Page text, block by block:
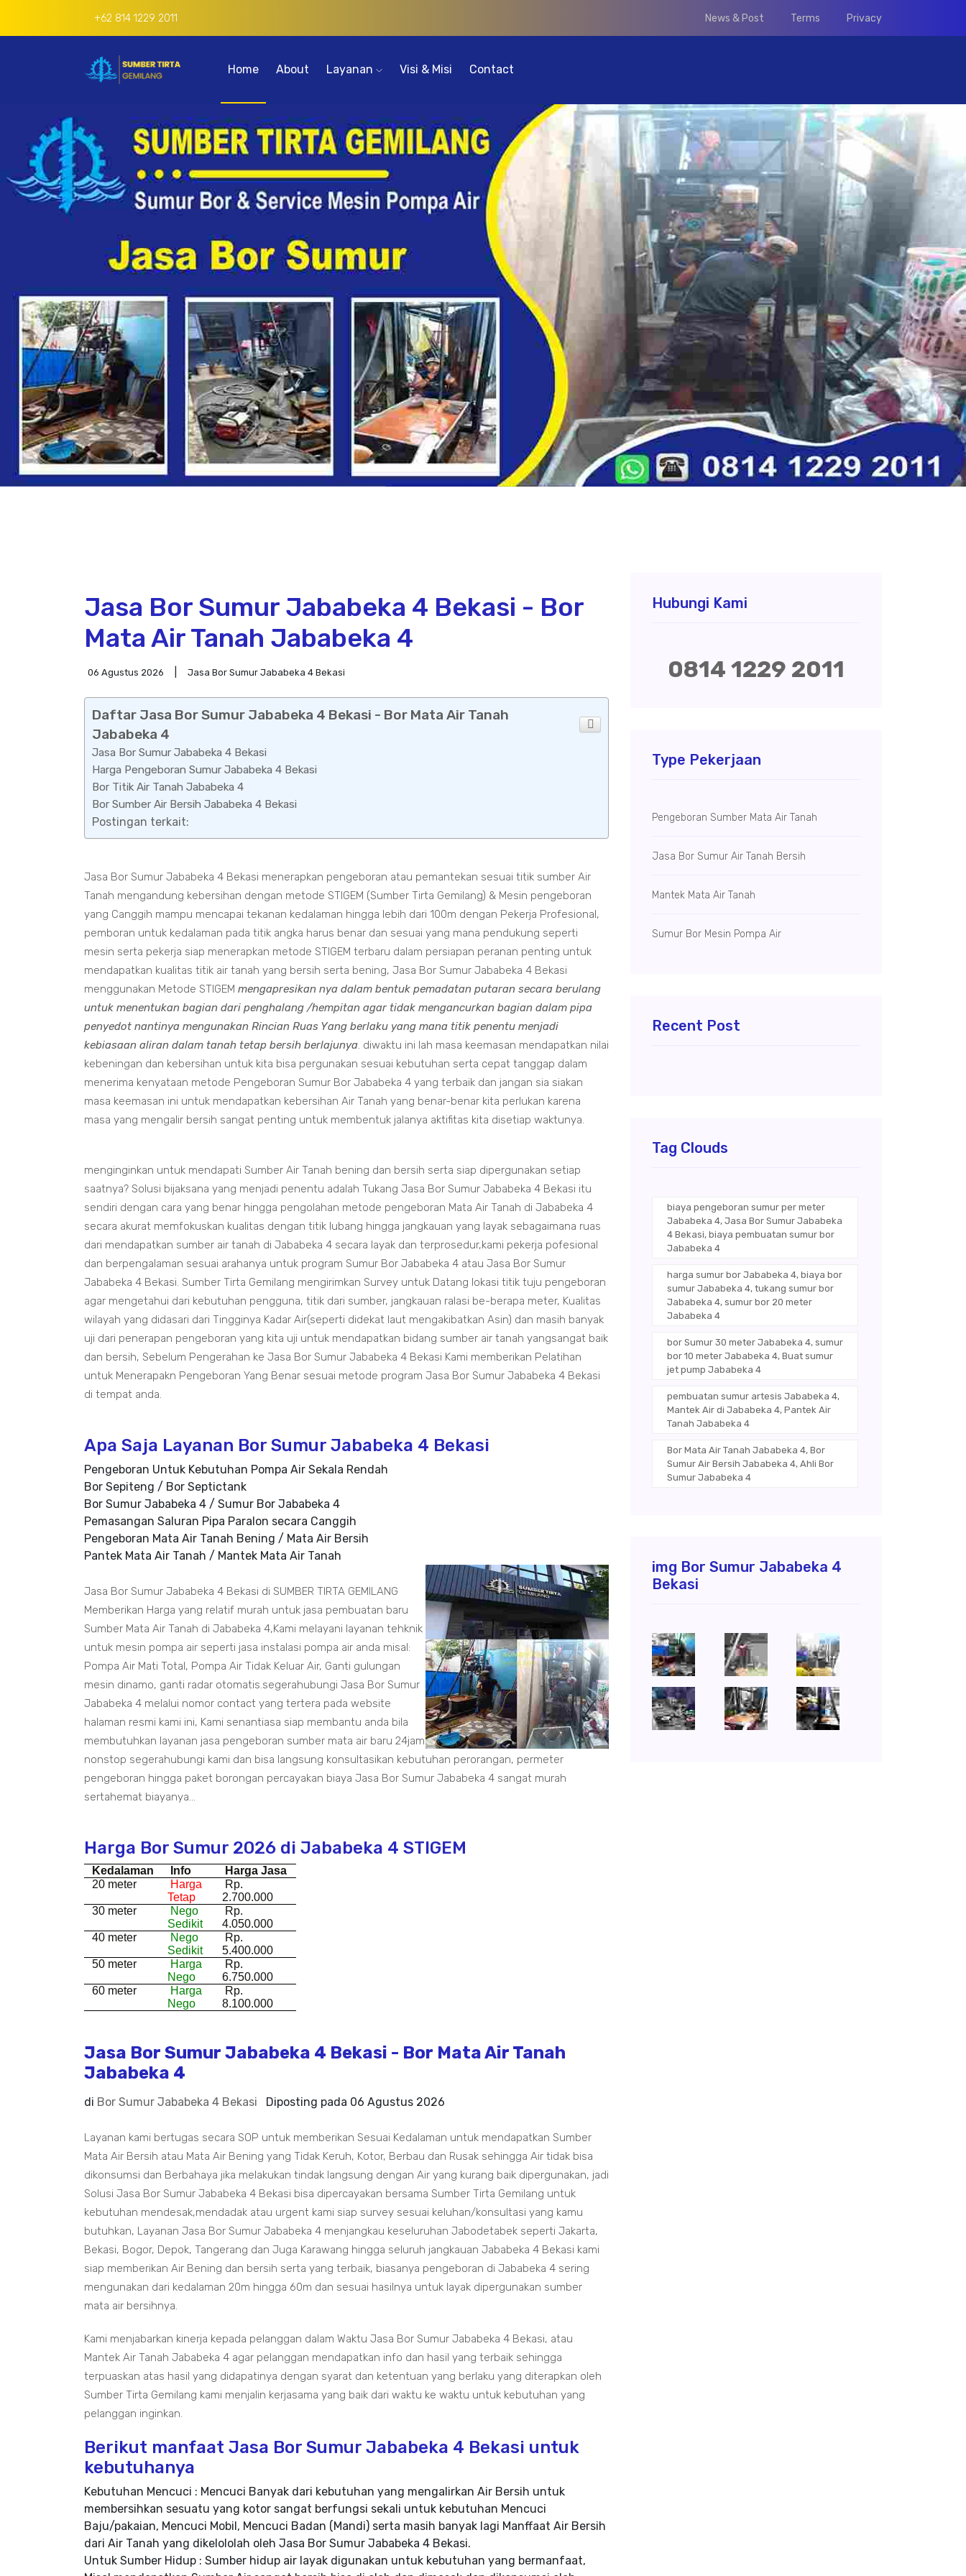
+62 814 1229 2011 News & Post Terms Privacy
Home About Layanan Visi & Misi Contact
Jasa Bor Sumur Jababeka 4 Bekasi - Bor
Mata Air Tanah Jababeka 4
06 Agustus 2026 Jasa Bor Sumur Jababeka 4 Bekasi
Daftar Jasa Bor Sumur Jababeka 4 Bekasi - Bor Mata Air Tanah
Jababeka 4
Jasa Bor Sumur Jababeka 4 Bekasi
Harga Pengeboran Sumur Jababeka 4 Bekasi
Bor Titik Air Tanah Jababeka 4
Bor Sumber Air Bersih Jababeka 4 Bekasi
Postingan terkait:
Jasa Bor Sumur Jababeka 4 Bekasi menerapkan pengeboran atau pemantekan sesuai titik sumber Air
Tanah mengandung kebersihan dengan metode STIGEM (Sumber Tirta Gemilang) & Mesin pengeboran
yang Canggih mampu mencapai tekanan kedalaman hingga lebih dari 100m dengan Pekerja Profesional,
pemboran untuk kedalaman pada titik angka harus benar dan sesuai yang mana pendukung seperti
mesin serta pekerja siap menerapkan metode STIGEM terbaru dalam persiapan peranan penting untuk
mendapatkan kualitas titik air tanah yang bersih serta bening, Jasa Bor Sumur Jababeka 4 Bekasi
menggunakan Metode STIGEM mengapresikan nya dalam bentuk pemadatan putaran secara berulang
untuk menentukan bagian dari penghalang /hempitan agar tidak mengancurkan bagian dalam pipa
penyedot nantinya mengunakan Rincian Ruas Yang berlaku yang mana titik penentu menjadi
kebiasaan aliran dalam tanah tetap bersih berlajunya. diwaktu ini lah masa keemasan mendapatkan nilai
kebeningan dan kebersihan untuk kita bisa pergunakan sesuai kebutuhan serta cepat tanggap dalam
menerima kenyataan metode Pengeboran Sumur Bor Jababeka 4 yang terbaik dan jangan sia siakan
masa keemasan ini untuk mendapatkan kebersihan Air Tanah yang benar-benar kita perlukan karena
masa yang mengalir bersih sangat penting untuk membentuk jalanya aktifitas kita disetiap waktunya.
menginginkan untuk mendapati Sumber Air Tanah bening dan bersih serta siap dipergunakan setiap
saatnya? Solusi bijaksana yang menjadi penentu adalah Tukang Jasa Bor Sumur Jababeka 4 Bekasi itu
sendiri dengan cara yang benar hingga pengolahan metode pengeboran Mata Air Tanah di Jababeka 4
secara akurat memfokuskan kualitas dengan titik lubang hingga jangkauan yang layak sebagaimana ruas
dari mendapatkan sumber air tanah di Jababeka 4 secara layak dan terprosedur,kami pekerja pofesional
dan berpengalaman sesuai arahanya untuk program Sumur Bor Jababeka 4 atau Jasa Bor Sumur
Jababeka 4 Bekasi. Sumber Tirta Gemilang mengirimkan Survey untuk Datang lokasi titik tuju pengeboran
agar mengetahui dari kebutuhan pengguna, titik dari sumber, jangkauan ralasi be-berapa meter, Kualitas
wilayah yang didasari dari Tingginya Kadar Air(seperti didekat laut mengakibatkan Asin) dan masih banyak
uji dari penerapan pengeboran yang kita uji untuk mendapatkan bidang sumber air tanah yangsangat baik
dan bersih, Sebelum Pengerahan ke Jasa Bor Sumur Jababeka 4 Bekasi Kami memberikan Pelatihan
untuk Menerapakn Pengeboran Yang Benar sesuai metode program Jasa Bor Sumur Jababeka 4 Bekasi
di tempat anda.
Apa Saja Layanan Bor Sumur Jababeka 4 Bekasi
Pengeboran Untuk Kebutuhan Pompa Air Sekala Rendah
Bor Sepiteng / Bor Septictank
Bor Sumur Jababeka 4 / Sumur Bor Jababeka 4
Pemasangan Saluran Pipa Paralon secara Canggih
Pengeboran Mata Air Tanah Bening / Mata Air Bersih
Pantek Mata Air Tanah / Mantek Mata Air Tanah
Jasa Bor Sumur Jababeka 4 Bekasi di SUMBER TIRTA GEMILANG
Memberikan Harga yang relatif murah untuk jasa pembuatan baru
Sumber Mata Air Tanah di Jababeka 4,Kami melayani layanan tehknik
untuk mesin pompa air seperti jasa instalasi pompa air anda misal:
Pompa Air Mati Total, Pompa Air Tidak Keluar Air, Ganti gulungan
mesin dinamo, ganti radar otomatis.segerahubungi Jasa Bor Sumur
Jababeka 4 melalui nomor contact yang tertera pada website
halaman resmi kami ini, Kami senantiasa siap membantu anda bila
membutuhkan layanan jasa pengeboran sumber mata air baru 24jam
nonstop segerahubungi kami dan bisa langsung konsultasikan kebutuhan perorangan, permeter
pengeboran hingga paket borongan percayakan biaya Jasa Bor Sumur Jababeka 4 sangat murah
sertahemat biayanya...
Harga Bor Sumur 2026 di Jababeka 4 STIGEM
Kedalaman Info
Harga Jasa
20 meter
Harga
Tetap
Rp.
2.700.000
30 meter
Nego
Sedikit
Rp.
4.050.000
40 meter
Nego
Sedikit
Rp.
5.400.000
50 meter
Harga
Nego
Rp.
6.750.000
60 meter
Harga
Nego
Rp.
8.100.000
Jasa Bor Sumur Jababeka 4 Bekasi - Bor Mata Air Tanah
Jababeka 4
di Bor Sumur Jababeka 4 Bekasi Diposting pada 06 Agustus 2026
Layanan kami bertugas secara SOP untuk memberikan Sesuai Kedalaman untuk mendapatkan Sumber
Mata Air Bersih atau Mata Air Bening yang Tidak Keruh, Kotor, Berbau dan Rusak sehingga Air tidak bisa
dikonsumsi dan Berbahaya jika melakukan tindak langsung dengan Air yang kurang baik dipergunakan, jadi
Solusi Jasa Bor Sumur Jababeka 4 Bekasi bisa dipercayakan bersama Sumber Tirta Gemilang untuk
kebutuhan mendesak,mendadak atau urgent kami siap survey sesuai keluhan/konsultasi yang kamu
butuhkan, Layanan Jasa Bor Sumur Jababeka 4 menjangkau keseluruhan Jabodetabek seperti Jakarta,
Bekasi, Bogor, Depok, Tangerang dan Juga Karawang hingga seluruh jangkauan Jababeka 4 Bekasi kami
siap memberikan Air Bening dan bersih serta yang terbaik, biasanya pengeboran di Jababeka 4 sering
mengunakan dari kedalaman 20m hingga 60m dan sesuai hasilnya untuk layak dipergunakan sumber
mata air bersihnya.
Kami menjabarkan kinerja kepada pelanggan dalam Waktu Jasa Bor Sumur Jababeka 4 Bekasi, atau
Mantek Air Tanah Jababeka 4 agar pelanggan mendapatkan info dan hasil yang terbaik sehingga
terpuaskan atas hasil yang didapatinya dengan syarat dan ketentuan yang berlaku yang diterapkan oleh
Sumber Tirta Gemilang kami menjalin kerjasama yang baik dari waktu ke waktu untuk kebutuhan yang
pelanggan inginkan.
Berikut manfaat Jasa Bor Sumur Jababeka 4 Bekasi untuk
kebutuhanya
Kebutuhan Mencuci : Mencuci Banyak dari kebutuhan yang mengalirkan Air Bersih untuk
membersihkan sesuatu yang kotor sangat berfungsi sekali untuk kebutuhan Mencuci
Baju/pakaian, Mencuci Mobil, Mencuci Badan (Mandi) serta masih banyak lagi Manffaat Air Bersih
dari Air Tanah yang dikelololah oleh Jasa Bor Sumur Jababeka 4 Bekasi.
Untuk Sumber Hidup : Sumber hidup air layak digunakan untuk kebutuhan yang bermanfaat,
Hubungi Kami
0814 1229 2011
Type Pekerjaan
Pengeboran Sumber Mata Air Tanah
Jasa Bor Sumur Air Tanah Bersih
Mantek Mata Air Tanah
Sumur Bor Mesin Pompa Air
Recent Post
Tag Clouds
biaya pengeboran sumur per meter
Jababeka 4, Jasa Bor Sumur Jababeka
4 Bekasi, biaya pembuatan sumur bor
Jababeka 4
harga sumur bor Jababeka 4, biaya bor
sumur Jababeka 4, tukang sumur bor
Jababeka 4, sumur bor 20 meter
Jababeka 4
bor Sumur 30 meter Jababeka 4, sumur
bor 10 meter Jababeka 4, Buat sumur
jet pump Jababeka 4
pembuatan sumur artesis Jababeka 4,
Mantek Air di Jababeka 4, Pantek Air
Tanah Jababeka 4
Bor Mata Air Tanah Jababeka 4, Bor
Sumur Air Bersih Jababeka 4, Ahli Bor
Sumur Jababeka 4
img Bor Sumur Jababeka 4
Bekasi